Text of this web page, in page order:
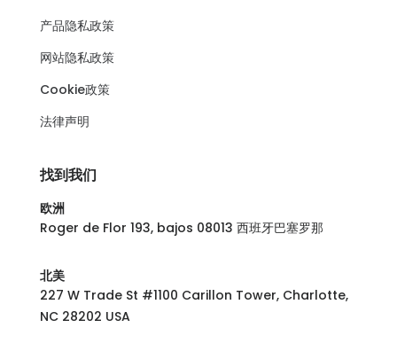
产品隐私政策
网站隐私政策
Cookie政策
法律声明
找到我们
欧洲
Roger de Flor 193, bajos 08013 西班牙巴塞罗那
北美
227 W Trade St #1100 Carillon Tower, Charlotte,
NC 28202 USA